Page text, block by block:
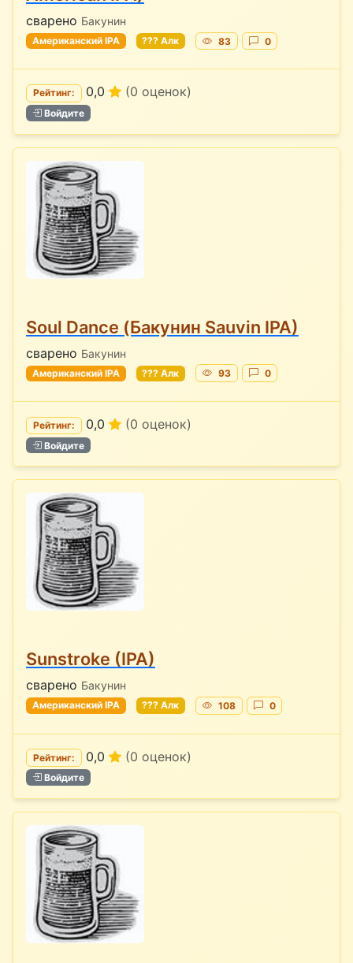
сварено Бакунин
Американский IPA ??? Алк 83 0
Рейтинг: 0,0 (0 оценок)
Войдите
Soul Dance (Бакунин Sauvin IPA)
сварено Бакунин
Американский IPA ??? Алк 93 0
Рейтинг: 0,0 (0 оценок)
Войдите
Sunstroke (IPA)
сварено Бакунин
Американский IPA ??? Алк 108 0
Рейтинг: 0,0 (0 оценок)
Войдите